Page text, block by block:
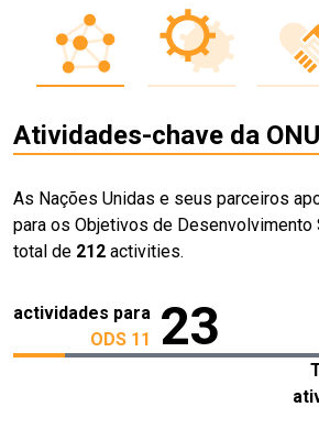
Atividades-chave da ONU
As Nações Unidas e seus parceiros
para os Objetivos de Desenvolvimento
total de 212 activities.
actividades para
ODS 11
23